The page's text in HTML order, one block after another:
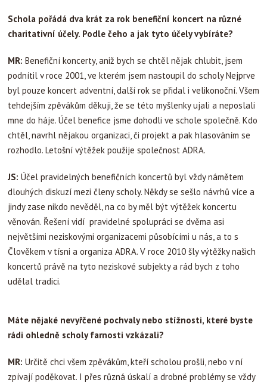
Schola pořádá dva krát za rok benefiční koncert na různé
charitativní účely. Podle čeho a jak tyto účely vybíráte?
MR: Benefiční koncerty, aniž bych se chtěl nějak chlubit, jsem
podnítil v roce 2001, ve kterém jsem nastoupil do scholy Nejprve
byl pouze koncert adventní, další rok se přidal i velikonoční. Všem
tehdejším zpěvákům děkuji, že se této myšlenky ujali a neposlali
mne do háje. Účel benefice jsme dohodli ve schole společně. Kdo
chtěl, navrhl nějakou organizaci, či projekt a pak hlasováním se
rozhodlo. Letošní výtěžek použije společnost ADRA.
JS: Účel pravidelných benefičních koncertů byl vždy námětem
dlouhých diskuzí mezi členy scholy. Někdy se sešlo návrhů více a
jindy zase nikdo nevěděl, na co by měl být výtěžek koncertu
věnován. Řešení vidí pravidelné spolupráci se dvěma asi
největšími neziskovými organizacemi působícími u nás, a to s
Člověkem v tísni a organiza ADRA. V roce 2010 šly výtěžky našich
koncertů právě na tyto neziskové subjekty a rád bych z toho
udělal tradici.
Máte nějaké nevyřčené pochvaly nebo stížnosti, které byste
rádi ohledně scholy farnosti vzkázali?
MR: Určitě chci všem zpěvákům, kteří scholou prošli, nebo v ní
zpívají poděkovat. I přes různá úskalí a drobné problémy se vždy